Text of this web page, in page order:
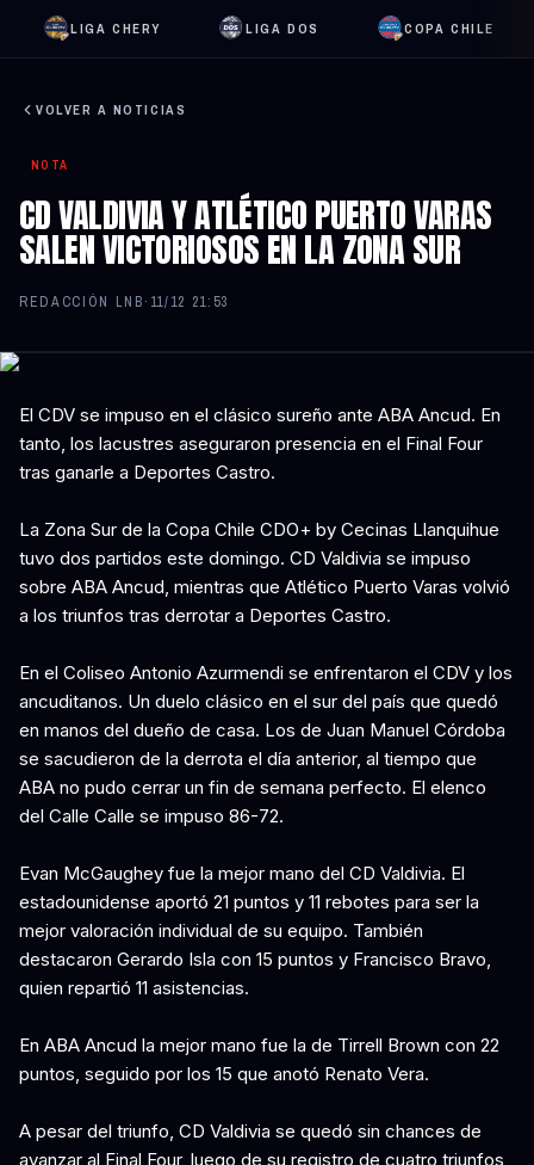
LIGA CHERY LIGA DOS COPA CHILE
VOLVER A NOTICIAS
NOTA
CD VALDIVIA Y ATLÉTICO PUERTO VARAS
SALEN VICTORIOSOS EN LA ZONA SUR
REDACCIÓN LNB· 11/12 21:53
El CDV se impuso en el clásico sureño ante ABA Ancud. En
tanto, los lacustres aseguraron presencia en el Final Four
tras ganarle a Deportes Castro.
La Zona Sur de la Copa Chile CDO+ by Cecinas Llanquihue
tuvo dos partidos este domingo. CD Valdivia se impuso
sobre ABA Ancud, mientras que Atlético Puerto Varas volvió
a los triunfos tras derrotar a Deportes Castro.
En el Coliseo Antonio Azurmendi se enfrentaron el CDV y los
ancuditanos. Un duelo clásico en el sur del país que quedó
en manos del dueño de casa. Los de Juan Manuel Córdoba
se sacudieron de la derrota el día anterior, al tiempo que
ABA no pudo cerrar un fin de semana perfecto. El elenco
del Calle Calle se impuso 86-72.
Evan McGaughey fue la mejor mano del CD Valdivia. El
estadounidense aportó 21 puntos y 11 rebotes para ser la
mejor valoración individual de su equipo. También
destacaron Gerardo Isla con 15 puntos y Francisco Bravo,
quien repartió 11 asistencias.
En ABA Ancud la mejor mano fue la de Tirrell Brown con 22
puntos, seguido por los 15 que anotó Renato Vera.
A pesar del triunfo, CD Valdivia se quedó sin chances de
avanzar al Final Four, luego de su registro de cuatro triunfos